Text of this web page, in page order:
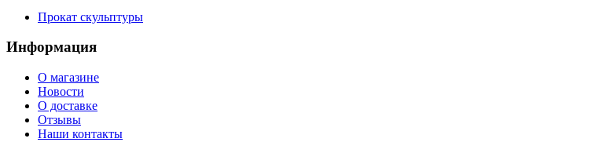
Прокат скульптуры
Информация
О магазине
Новости
О доставке
Отзывы
Наши контакты